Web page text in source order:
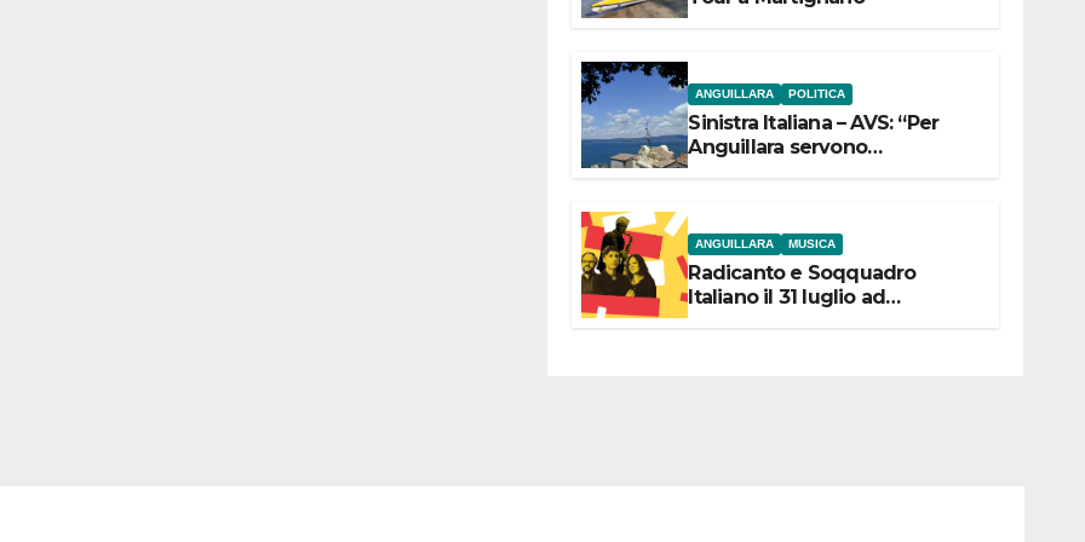
ANGUILLARA POLITICA
Sinistra Italiana – AVS: “Per
Anguillara servono
ANGUILLARA MUSICA
Radicanto e Soqquadro
Italiano il 31 luglio ad